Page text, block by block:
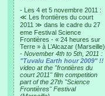
- Les 4 et 5 novembre 2011 :
≪ Les frontières du court
2011 ≫ dans le cadre du 27
eme Festival Science
Frontières - « 24 heures sur
Terre » à L’Alcazar (Marseille).
- November 4th to 5th, 2011 :
"Tuvalu Earth hour 2009" !!
video at the "frontières du
court 2011" film competition
part of the 27th "Science
Frontières" Festival